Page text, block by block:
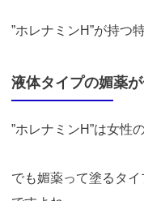
”ホレナミンH”が持つ
液体タイプの媚薬
”ホレナミンH”は女性
でも媚薬って塗るタ